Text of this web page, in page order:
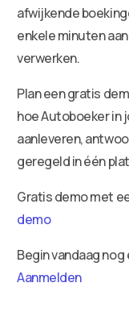
afwijkende
enkele minuten
verwerken.
Plan een gratis
hoe Autoboeker in
aanleveren,
geregeld in één
Gratis demo met
demo
Begin vandaag
Aanmelden